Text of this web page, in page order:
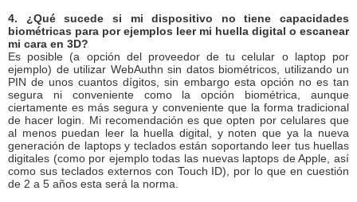
4. ¿Qué sucede si mi dispositivo no tiene capacidades
biométricas para por ejemplos leer mi huella digital o escanear
mi cara en 3D?
Es posible (a opción del proveedor de tu celular o laptop por
ejemplo) de utilizar WebAuthn sin datos biométricos, utilizando un
PIN de unos cuantos dígitos, sin embargo esta opción no es tan
segura ni conveniente como la opción biométrica, aunque
ciertamente es más segura y conveniente que la forma tradicional
de hacer login. Mi recomendación es que opten por celulares que
al menos puedan leer la huella digital, y noten que ya la nueva
generación de laptops y teclados están soportando leer tus huellas
digitales (como por ejemplo todas las nuevas laptops de Apple, así
como sus teclados externos con Touch ID), por lo que en cuestión
de 2 a 5 años esta será la norma.